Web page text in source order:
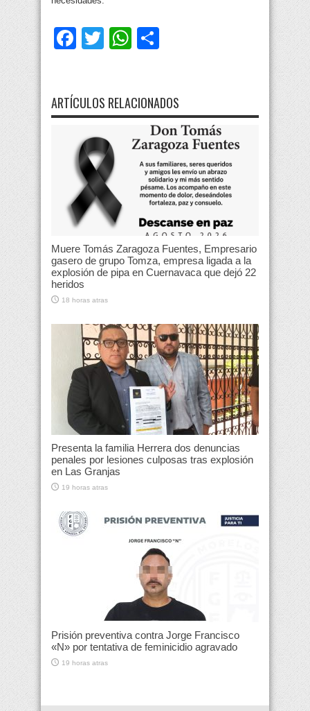
Facebook
TwitterWhatsApp
ARTÍCULOS RELACIONADOS
Muere Tomás Zaragoza Fuentes, Empresario
gasero de grupo Tomza, empresa ligada a la
explosión de pipa en Cuernavaca que dejó 22
heridos
18 horas atras
Presenta la familia Herrera dos denuncias
penales por lesiones culposas tras explosión
en Las Granjas
19 horas atras
Prisión preventiva contra Jorge Francisco
«N» por tentativa de feminicidio agravado
19 horas atras